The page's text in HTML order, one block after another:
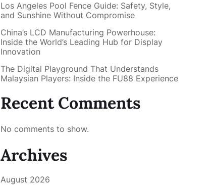
Los Angeles Pool Fence Guide: Safety, Style,
and Sunshine Without Compromise
China’s LCD Manufacturing Powerhouse:
Inside the World’s Leading Hub for Display
Innovation
The Digital Playground That Understands
Malaysian Players: Inside the FU88 Experience
Recent Comments
No comments to show.
Archives
August 2026